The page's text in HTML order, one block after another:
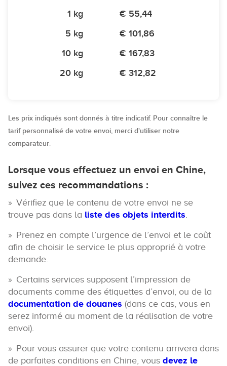
1 kg
€ 55,44
5 kg
€ 101,86
10 kg
€ 167,83
20 kg
€ 312,82
Les prix indiqués sont donnés à titre indicatif. Pour connaître le
tarif personnalisé de votre envoi, merci d'utiliser notre
comparateur.
Lorsque vous effectuez un envoi en Chine,
suivez ces recommandations :
Vérifiez que le contenu de votre envoi ne se
trouve pas dans la liste des objets interdits.
Prenez en compte l’urgence de l’envoi et le coût
afin de choisir le service le plus approprié à votre
demande.
Certains services supposent l’impression de
documents comme des étiquettes d’envoi, ou de la
documentation de douanes (dans ce cas, vous en
serez informé au moment de la réalisation de votre
envoi).
Pour vous assurer que votre contenu arrivera dans
de parfaites conditions en Chine, vous devez le